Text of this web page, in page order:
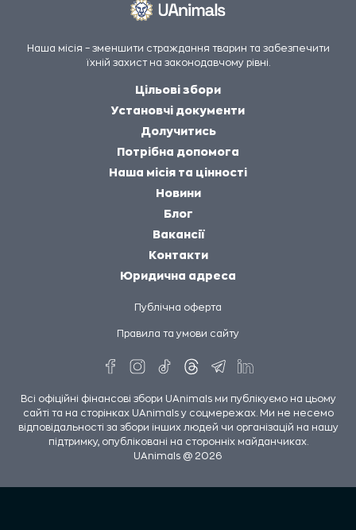
Наша місія – зменшити страждання тварин та забезпечити
їхній захист на законодавчому рівні.
Цільові збори
Установчі документи
Долучитись
Потрібна допомога
Наша місія та цінності
Новини
Блог
Вакансії
Контакти
Юридична адреса
Публічна оферта
Правила та умови сайту
Всі офіційні фінансові збори UAnimals ми публікуємо на цьому
сайті та на сторінках UAnimals у соцмережах. Ми не несемо
відповідальності за збори інших людей чи організацій на нашу
підтримку, опубліковані на сторонніх майданчиках.
UAnimals @ 2026